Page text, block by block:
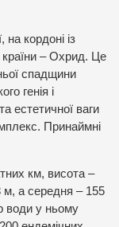
на кордоні із
– Охрид. Це
спадщини
генія і
естетичної ваги
Принаймні
км, висота –
а середня – 155
води у ньому